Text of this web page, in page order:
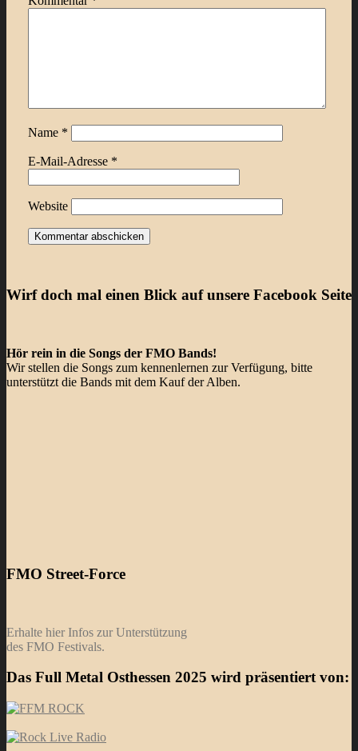
Name *
E-Mail-Adresse *
Website
Wirf doch mal einen Blick auf unsere Facebook Seite
Hör rein in die Songs der FMO Bands!
Wir stellen die Songs zum kennenlernen zur Verfügung, bitte
unterstützt die Bands mit dem Kauf der Alben.
FMO Street-Force
Erhalte hier Infos zur Unterstützung
des FMO Festivals.
Das Full Metal Osthessen 2025 wird präsentiert von: